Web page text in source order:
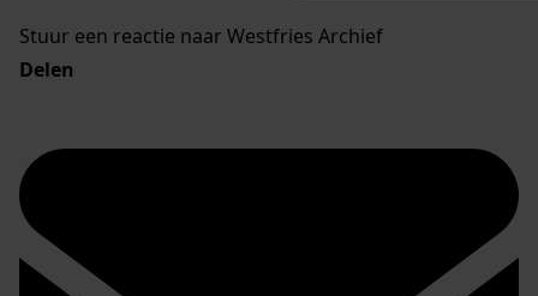
Stuur een reactie naar Westfries Archief
Delen